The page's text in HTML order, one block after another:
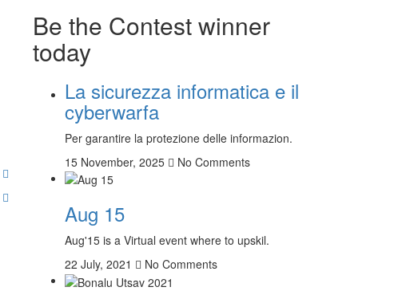
Be the Contest winner
today
La sicurezza informatica e il
cyberwarfa
Per garantire la protezione delle informazion.
15 November, 2025
No Comments
Aug 15
Aug'15 is a Virtual event where to upskil.
22 July, 2021
No Comments